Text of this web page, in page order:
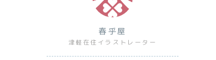
春乎屋
津軽在住イラストレーター